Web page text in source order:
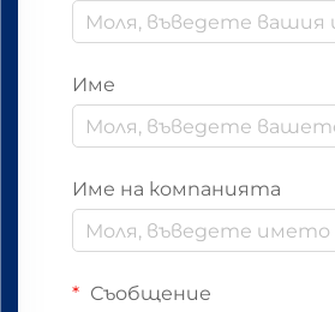
Име
Име на компанията
Съобщение